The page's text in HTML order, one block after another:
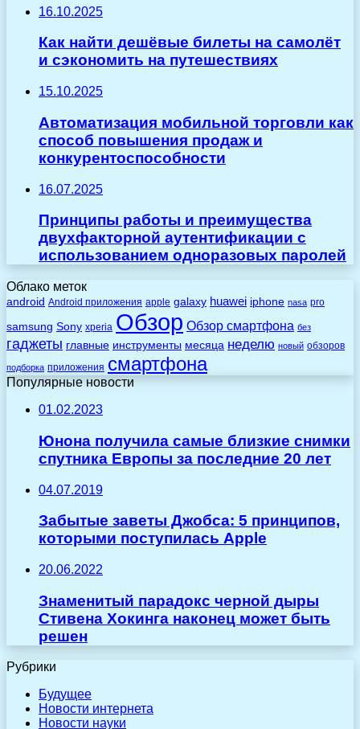
16.10.2025
Как найти дешёвые билеты на самолёт
и сэкономить на путешествиях
15.10.2025
Автоматизация мобильной торговли как
способ повышения продаж и
конкурентоспособности
16.07.2025
Принципы работы и преимущества
двухфакторной аутентификации с
использованием одноразовых паролей
Облако меток
android Android приложения apple galaxy huawei iphone nasa pro
samsung Sony xperia Обзор Обзор смартфона без
гаджеты главные инструменты месяца неделю новый обзоров
подборка приложения смартфона
Популярные новости
01.02.2023
Юнона получила самые близкие снимки
спутника Европы за последние 20 лет
04.07.2019
Забытые заветы Джобса: 5 принципов,
которыми поступилась Apple
20.06.2022
Знаменитый парадокс черной дыры
Стивена Хокинга наконец может быть
решен
Рубрики
Будущее
Новости интернета
Новости науки